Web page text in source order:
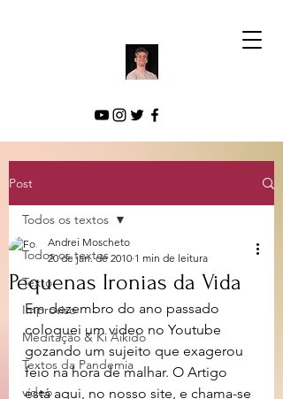
Post
Todos os textos
Texto
Improviso
Meditação & Ki Aikido
Textos da Pandemia
vídeo
Todos os textos
Pequenas Ironias da Vida
Andrei Moscheto
20 de jan. de 2010 1 min de leitura
Em dezembro do ano passado
coloquei um video no Youtube
gozando um sujeito que exagerou
feio na hora de malhar. O Artigo
está aqui, no nosso site, e chama-se